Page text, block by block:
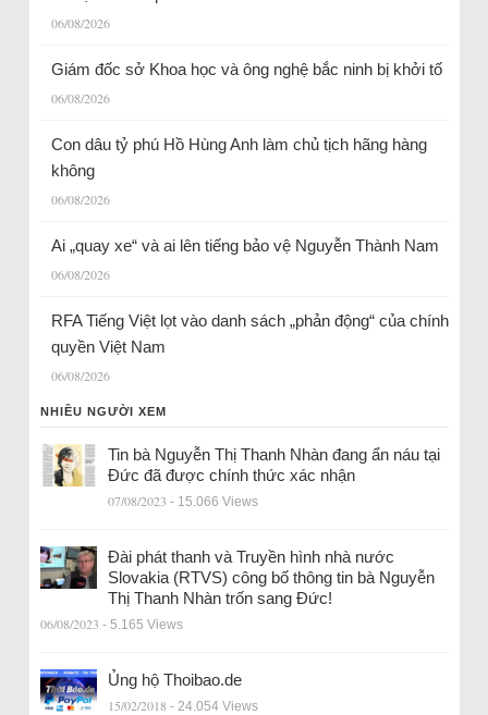
06/08/2026
Giám đốc sở Khoa học và ông nghệ bắc ninh bị khởi tố
06/08/2026
Con dâu tỷ phú Hồ Hùng Anh làm chủ tịch hãng hàng
không
06/08/2026
Ai „quay xe“ và ai lên tiếng bảo vệ Nguyễn Thành Nam
06/08/2026
RFA Tiếng Việt lọt vào danh sách „phản động“ của chính
quyền Việt Nam
06/08/2026
NHIỀU NGƯỜI XEM
Tin bà Nguyễn Thị Thanh Nhàn đang ẩn náu tại
Đức đã được chính thức xác nhận
07/08/2023 - 15.066 Views
Đài phát thanh và Truyền hình nhà nước
Slovakia (RTVS) công bố thông tin bà Nguyễn
Thị Thanh Nhàn trốn sang Đức!
06/08/2023 - 5.165 Views
Ủng hộ Thoibao.de
15/02/2018 - 24.054 Views